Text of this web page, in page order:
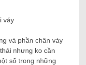
váy
và phần chân váy
nhưng ko cần
số trong những